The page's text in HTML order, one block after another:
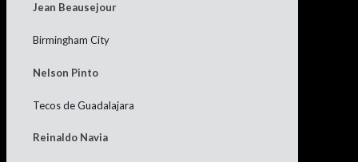
Jean Beausejour
Birmingham City
Nelson Pinto
Tecos de Guadalajara
Reinaldo Navia